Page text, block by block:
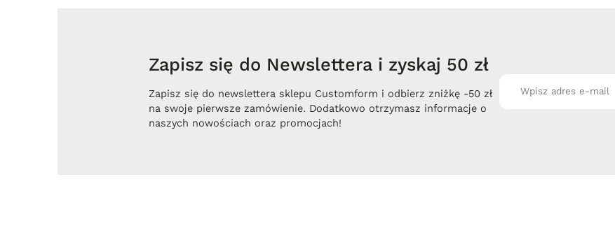
Zapisz się do Newslettera i zyskaj 50 zł
Zapisz się do newslettera sklepu Customform i odbierz zniżkę -50 zł
na swoje pierwsze zamówienie. Dodatkowo otrzymasz informacje o
naszych nowościach oraz promocjach!